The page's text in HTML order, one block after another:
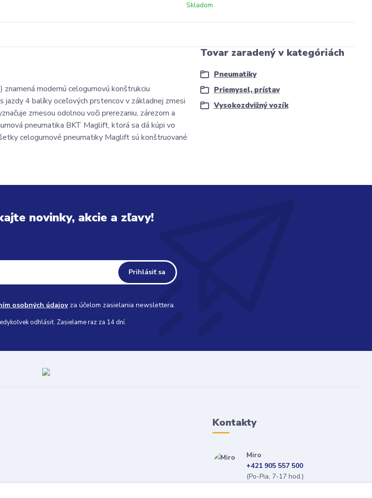
Skladom
modernú celogumovú konštrukciu
jazdy 4 balíky oceľových prstencov v základnej zmesi
zmesou odolnou voči prerezaniu, zárezom a
pneumatika BKT Maglift, ktorá sa dá kúpi vo
celogumové pneumatiky Maglift sú konštruované
Tovar zaradený v kategóriách
Pneumatiky
Priemysel, prístav
Vysokozdvižný vozík
novinky, akcie a zľavy!
Prihlásiť sa
osobných údajovza účelom zasielania newslettera.
odhlásiť. Zasielame raz za 14 dní.
Kontakty
Miro
+421 905 557 500
(Po-Pia, 7-17 hod.)